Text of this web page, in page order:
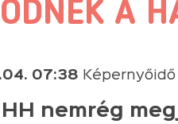
A
07:38 Képernyőidő
nemrég